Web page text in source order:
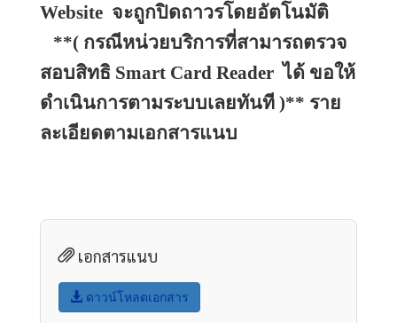
Website จะถูกปิดถาวรโดยอัตโนมัติ
**( กรณีหน่วยบริการที่สามารถตรวจ
สอบสิทธิ Smart Card Reader ได้ ขอให้
ดำเนินการตามระบบเลยทันที )** ราย
ละเอียดตามเอกสารแนบ
เอกสารแนบ
ดาวน์โหลดเอกสาร